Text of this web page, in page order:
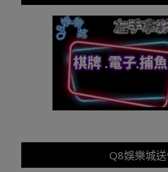
Q8娛樂城